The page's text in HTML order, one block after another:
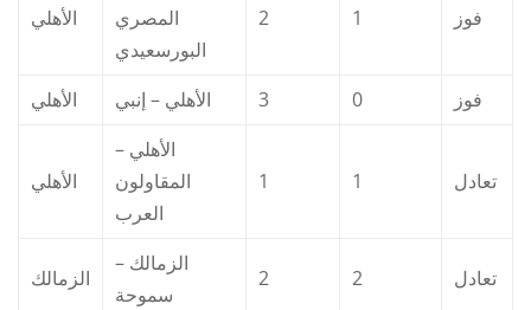
الأهلي
المصري
البورسعيدي
2 1 فوز
الأهلي الأهلي – إنبي 3 0 فوز
الأهلي
الأهلي –
المقاولون
العرب
1 1 تعادل
الزمالك
الزمالك –
سموحة
2 2 تعادل